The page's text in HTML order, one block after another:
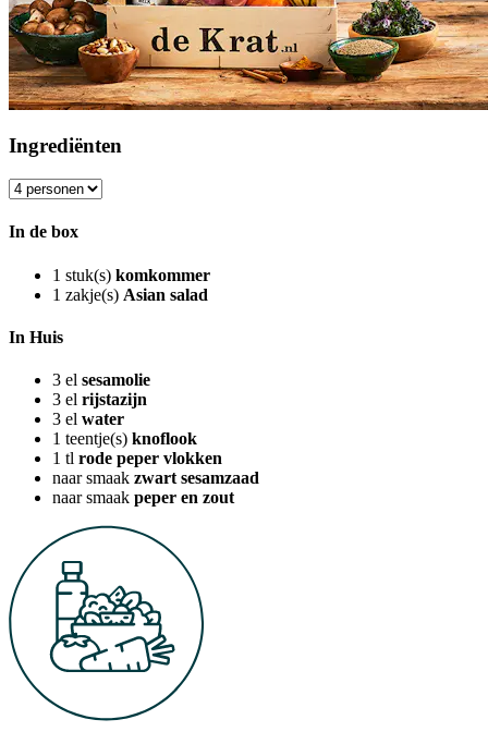
Ingrediënten
In de box
1 stuk(s) komkommer
1 zakje(s) Asian salad
In Huis
3 el sesamolie
3 el rijstazijn
3 el water
1 teentje(s) knoflook
1 tl rode peper vlokken
naar smaak zwart sesamzaad
naar smaak peper en zout